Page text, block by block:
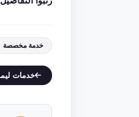
خدمة مخصصة
خدمات